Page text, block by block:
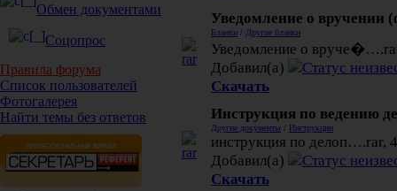
Обмен документами
Соцопрос
Правила форума
Список пользователей
Фотогалерея
Найти темы без ответов
Уведомление о вручении
Бланки / Другие бланки
Уведомление о
Добавил(а)
Скачать
Инструкция по ведению
Другие документы / Инструкции
инструкция по делоп….rar,
Добавил(а)
Скачать